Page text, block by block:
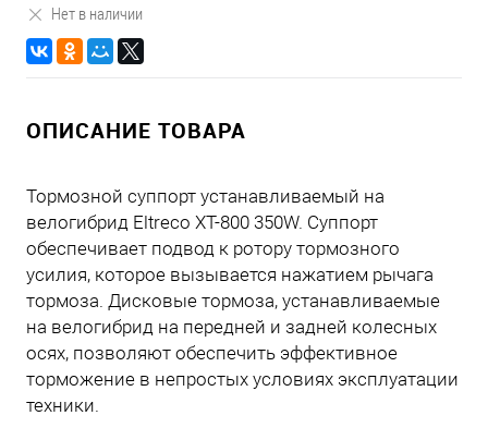
Нет в наличии
ОПИСАНИЕ ТОВАРА
Тормозной суппорт устанавливаемый на
велогибрид Eltreco XT-800 350W. Суппорт
обеспечивает подвод к ротору тормозного
усилия, которое вызывается нажатием рычага
тормоза. Дисковые тормоза, устанавливаемые
на велогибрид на передней и задней колесных
осях, позволяют обеспечить эффективное
торможение в непростых условиях эксплуатации
техники.